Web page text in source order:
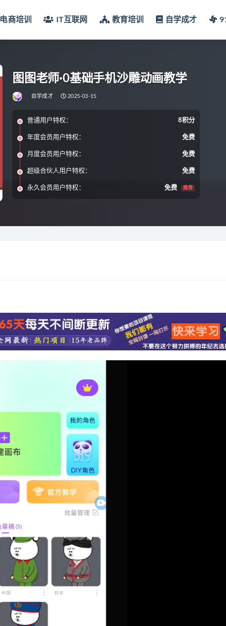
电商培训 IT互联网 教育培训 自学成才
图图老师·0基础手机沙雕动画教学
自学成才 2025-03-15
普通用户特权： 8积分
年度会员用户特权： 免费
月度会员用户特权： 免费
超级合伙人用户特权： 免费
永久会员用户特权： 免费 推荐